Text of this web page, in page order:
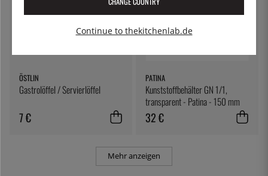
ÖSTLIN
Gastrolöffel / Servierlöffel
7 €
PATINA
Kunststoffbehälter GN 1/1,
transparent - Patina - 150 mm
32 €
Mehr anzeigen
Continue to thekitchenlab.de